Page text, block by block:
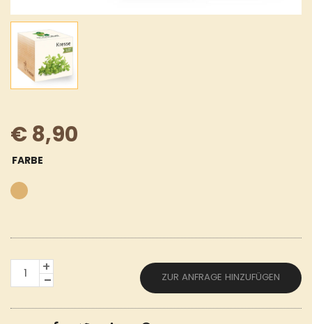
€8,90
FARBE
ECOCUBE
KRESSE
MENGE
ZUR ANFRAGE HINZUFÜGEN